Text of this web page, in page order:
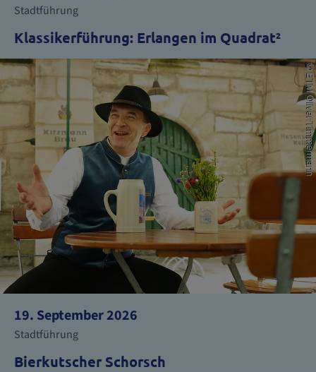
Stadtführung
Klassikerführung: Erlangen im Quadrat²
19. September 2026
Stadtführung
Bierkutscher Schorsch